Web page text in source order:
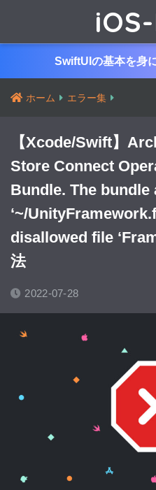
SwiftUIの基本を身
ホーム エラー集
【Xcode/Swift】
Store Connect
Bundle. The bundle
‘~/
disallowed file
法
2022-07-28